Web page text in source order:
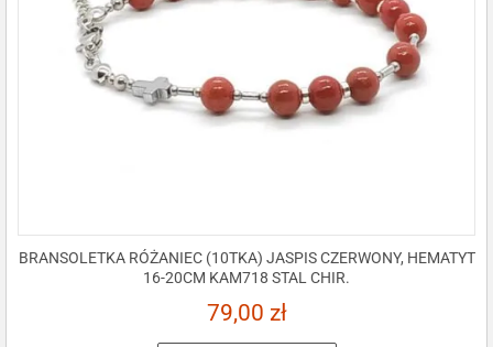
BRANSOLETKA RÓŻANIEC (10TKA) JASPIS CZERWONY, HEMATYT
16-20CM KAM718 STAL CHIR.
79,00 zł